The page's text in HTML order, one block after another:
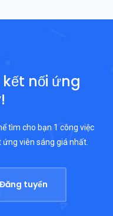
nối ứng
tìm cho bạn 1 công việc
viên sáng giá nhất.
Đăng tuyển